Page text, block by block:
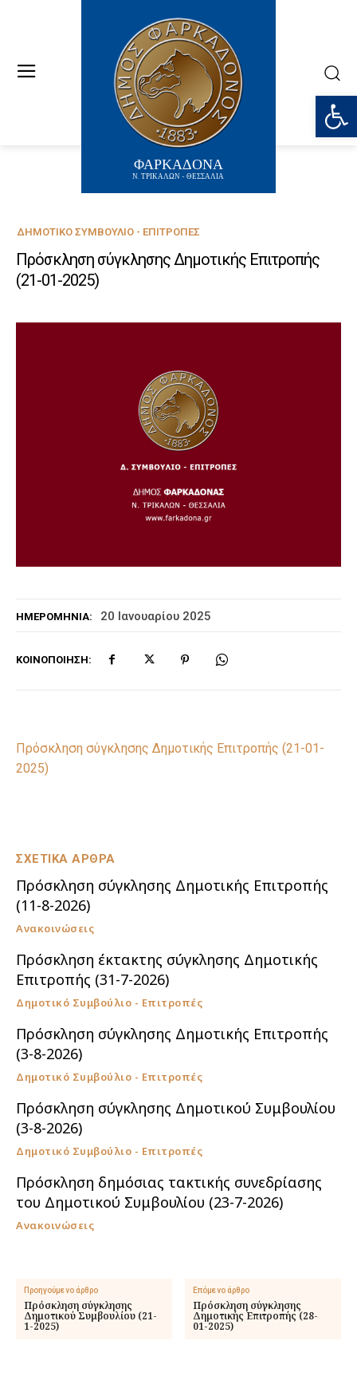
ΦΑΡΚΑΔΟΝΑ
Ν. ΤΡΙΚΑΛΩΝ - ΘΕΣΣΑΛΙΑ
ΗΜΕΡΟΜΗΝΊΑ: 20 Ιανουαρίου 2025
ΚΟΙΝΟΠΟΊΗΣΗ:
ΔΗΜΟΤΙΚΌ ΣΥΜΒΟΎΛΙΟ - ΕΠΙΤΡΟΠΈΣ
Πρόσκληση σύγκλησης Δημοτικής Επιτροπής
(21-01-2025)
ΣΧΕΤΙΚΑ ΑΡΘΡΑ
Πρόσκληση σύγκλησης Δημοτικής Επιτροπής
(11-8-2026)
Ανακοινώσεις
Πρόσκληση έκτακτης σύγκλησης Δημοτικής
Επιτροπής (31-7-2026)
Δημοτικό Συμβούλιο - Επιτροπές
Πρόσκληση σύγκλησης Δημοτικής Επιτροπής
(3-8-2026)
Δημοτικό Συμβούλιο - Επιτροπές
Πρόσκληση σύγκλησης Δημοτικού Συμβουλίου
(3-8-2026)
Δημοτικό Συμβούλιο - Επιτροπές
Πρόσκληση δημόσιας τακτικής συνεδρίασης
του Δημοτικού Συμβουλίου (23-7-2026)
Ανακοινώσεις
Πρόσκληση σύγκλησης Δημοτικής Επιτροπής (21-01-
2025)
Προηγούμενο άρθρο
Πρόσκληση σύγκλησης
Δημοτικού Συμβουλίου (21-
1-2025)
Επόμενο άρθρο
Πρόσκληση σύγκλησης
Δημοτικής Επιτροπής (28-
01-2025)